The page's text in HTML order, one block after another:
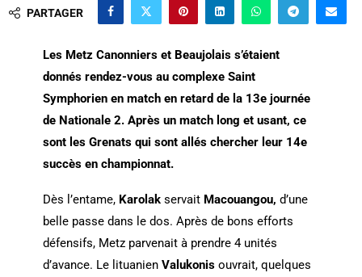
PARTAGER
Les Metz Canonniers et Beaujolais s’étaient
donnés rendez-vous au complexe Saint
Symphorien en match en retard de la 13e journée
de Nationale 2. Après un match long et usant, ce
sont les Grenats qui sont allés chercher leur 14e
succès en championnat.
Dès l’entame, Karolak servait Macouangou, d’une
belle passe dans le dos. Après de bons efforts
défensifs, Metz parvenait à prendre 4 unités
d’avance. Le lituanien Valukonisouvrait, quelques